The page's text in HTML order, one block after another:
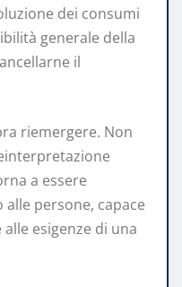
dei consumi
generale della
il
riemergere. Non
a essere
persone, capace
esigenze di una